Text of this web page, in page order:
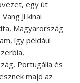
egy út
Ji kínai
Magyarország
így például
Portugália és
majd az